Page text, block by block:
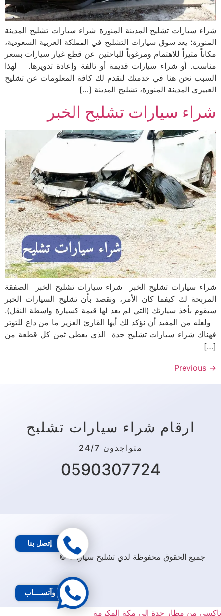
شراء سيارات تشليح المدينة المنورة شراء سيارات تشليح المدينة
المنورة؛ يعد سوق سيارات التشليح في المملكة العربية السعودية،
مكاناً مثيراً للاهتمام ومرغوباً للباحثين عن قطع غيار سيارات بسعر
مناسب. أو شراء سيارات قديمة أو تالفة وإعادة تدويرها. لهذا
السبب نحن هنا في خدمتك لنقدم لك كافة المعلومات عن تشليح
العبيري المدينة المنورة، تشليح المدينة […]
شراء سيارات تشليح الخبر
شراء سيارات تشليح الخبر شراء سيارات تشليح الخبر الصفقة
المربحة لك كيفما كان الأمر، ونقصد بأن تشليح السيارات الخبر
سيقوم بأخذ سيارتك (التي لم يعد لها قيمة كسيارة واسطة النقل).
ولعله من المفيد أن نؤكد لك أيها القارئ العزيز ما من داع للتوتر
فهناك شراء سيارات تشليح جدة الذى يعطي ثمن كل قطعة من
[…]
→
ارقام شراء سيارات تشليح
متواجدون 24/7
0590307724
جميع الحقوق محفوظة لدي تشليح سيارات ©
إتصل بنا
وآتســــاب
تاكسي من مطار جدة الى مكة المكرمة